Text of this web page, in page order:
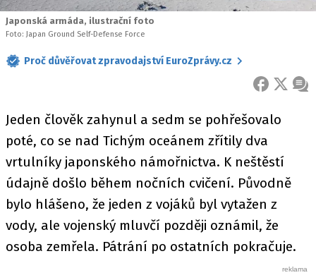
Japonská armáda, ilustrační foto
Foto: Japan Ground Self-Defense Force
Proč důvěřovat zpravodajství EuroZprávy.cz
FACEBOOK
X
Jeden člověk zahynul a sedm se pohřešovalo
poté, co se nad Tichým oceánem zřítily dva
vrtulníky japonského námořnictva. K neštěstí
údajně došlo během nočních cvičení. Původně
bylo hlášeno, že jeden z vojáků byl vytažen z
vody, ale vojenský mluvčí později oznámil, že
osoba zemřela. Pátrání po ostatních pokračuje.